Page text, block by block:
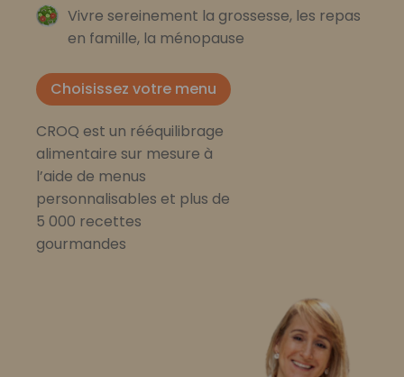
Vivre sereinement la grossesse, les repas
en famille, la ménopause
Choisissez votre menu
CROQ est un rééquilibrage
alimentaire sur mesure à
l’aide de menus
personnalisables et plus de
5 000 recettes
gourmandes